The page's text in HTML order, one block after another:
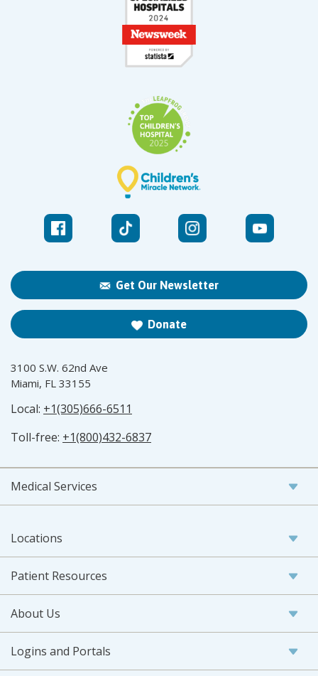
Get Our Newsletter
Donate
3100 S.W. 62nd Ave
Miami, FL 33155
Local: +1(305)666-6511
Toll-free: +1(800)432-6837
Medical Services
Locations
Patient Resources
About Us
Logins and Portals